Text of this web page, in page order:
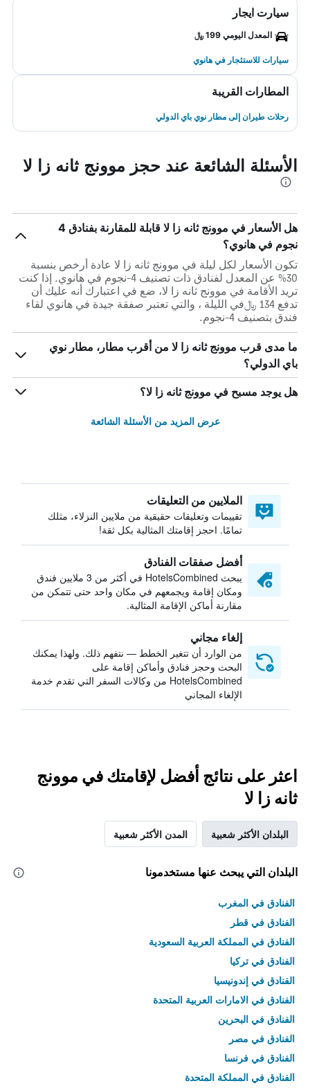
سيارت ايجار
المعدل اليومي 199 ﷼
سيارات للاستئجار في هانوي
المطارات القريبة
رحلات طيران إلى مطار نوي باي الدولي
الأسئلة الشائعة عند حجز موونج ثانه زا لا
هل الأسعار في موونج ثانه زا لا قابلة للمقارنة بفنادق 4
نجوم في هانوي؟
تكون الأسعار لكل ليلة في موونج ثانه زا لا عادة أرخص بنسبة
30% عن المعدل لفنادق ذات تصنيف 4-نجوم في هانوي. إذا كنت
تريد الأقامة في موونج ثانه زا لا، ضع في اعتبارك أنه عليك أن
تدفع 134 ﷼في الليلة ، والتي تعتبر صفقة جيدة في هانوي لقاء
فندق بتصنيف 4-نجوم.
ما مدى قرب موونج ثانه زا لا من أقرب مطار، مطار نوي
باي الدولي؟
هل يوجد مسبح في موونج ثانه زا لا؟
عرض المزيد من الأسئلة الشائعة
الملايين من التعليقات
تقييمات وتعليقات حقيقية من ملايين النزلاء، مثلك
تمامًا. احجز إقامتك المثالية بكل ثقة!
أفضل صفقات الفنادق
يبحث HotelsCombined في أكثر من 3 ملايين فندق
ومكان إقامة ويجمعهم في مكان واحد حتى تتمكن من
مقارنة أماكن الإقامة المثالية.
إلغاء مجاني
من الوارد أن تتغير الخطط — نتفهم ذلك. ولهذا يمكنك
البحث وحجز فنادق وأماكن إقامة على
HotelsCombined من وكالات السفر التي تقدم خدمة
الإلغاء المجاني
اعثر على نتائج أفضل لإقامتك في موونج
ثانه زا لا
البلدان الأكثر شعبية المدن الأكثر شعبية
البلدان التي يبحث عنها مستخدمونا
الفنادق في المغرب
الفنادق في قطر
الفنادق في المملكة العربية السعودية
الفنادق في تركيا
الفنادق في إندونيسيا
الفنادق في الامارات العربية المتحدة
الفنادق في البحرين
الفنادق في مصر
الفنادق في فرنسا
الفنادق في المملكة المتحدة